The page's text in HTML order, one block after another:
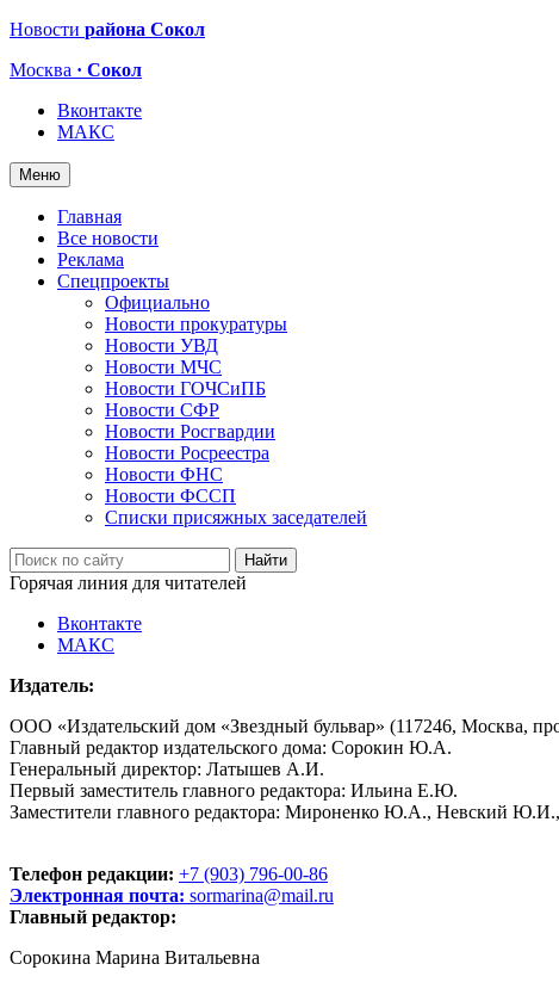
Новости района Сокол
Москва · Сокол
Вконтакте
МАКС
Меню
Главная
Все новости
Реклама
Спецпроекты
Официально
Новости прокуратуры
Новости УВД
Новости МЧС
Новости ГОЧСиПБ
Новости СФР
Новости Росгвардии
Новости Росреестра
Новости ФНС
Новости ФССП
Списки присяжных заседателей
Горячая линия для читателей
Вконтакте
МАКС
Издатель:
ООО «Издательский дом «Звездный бульвар» (117246, Москва,
Главный редактор издательского дома: Сорокин Ю.А.
Генеральный директор: Латышев А.И.
Первый заместитель главного редактора: Ильина Е.Ю.
Заместители главного редактора: Мироненко Ю.А., Невский
Телефон редакции: +7 (903) 796-00-86
Электронная почта: sormarina@mail.ru
Главный редактор:
Сорокина Марина Витальевна